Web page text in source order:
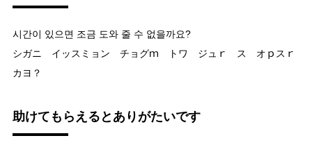
시간이 있으면 조금 도와 줄 수 없을까요?
シガニ イッスミョン チョグｍ トワ ジュｒ ス オｐスｒ
カヨ？
助けてもらえるとありがたいです